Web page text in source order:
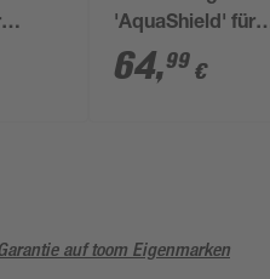
85 x
'AquaShield' für
Loungemöbelset
x 70 x 210 cm
64,99 €
auf toom Eigenmarken